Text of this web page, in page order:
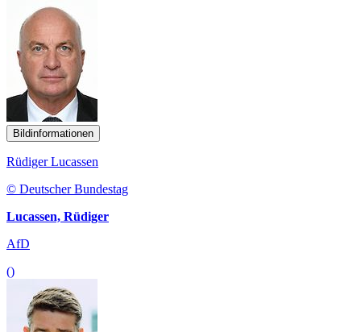
Bildinformationen
Rüdiger Lucassen
© Deutscher Bundestag
Lucassen, Rüdiger
AfD
()